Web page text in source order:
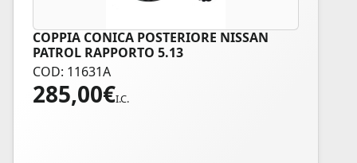
COPPIA CONICA POSTERIORE NISSAN
PATROL RAPPORTO 5.13
COD: 11631A
285,00€I.C.